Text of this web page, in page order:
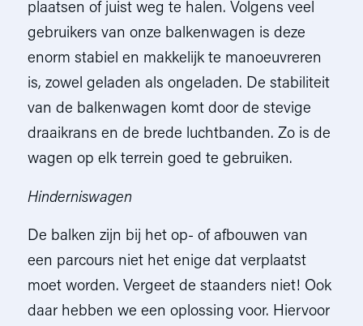
plaatsen of juist weg te halen. Volgens veel
gebruikers van onze balkenwagen is deze
enorm stabiel en makkelijk te manoeuvreren
is, zowel geladen als ongeladen. De stabiliteit
van de balkenwagen komt door de stevige
draaikrans en de brede luchtbanden. Zo is de
wagen op elk terrein goed te gebruiken.
Hinderniswagen
De balken zijn bij het op- of afbouwen van
een parcours niet het enige dat verplaatst
moet worden. Vergeet de staanders niet! Ook
daar hebben we een oplossing voor. Hiervoor